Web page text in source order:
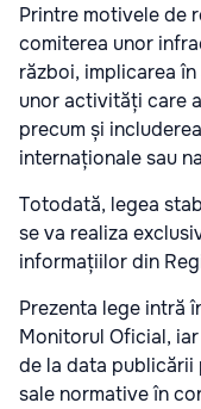
Printre motivele de
comiterea unor
război, implicarea
unor activități care
precum și
internaționale sau
Totodată, legea
se va realiza
informațiilor din
Prezenta lege intră
Monitorul Oficial,
de la data
sale normative în